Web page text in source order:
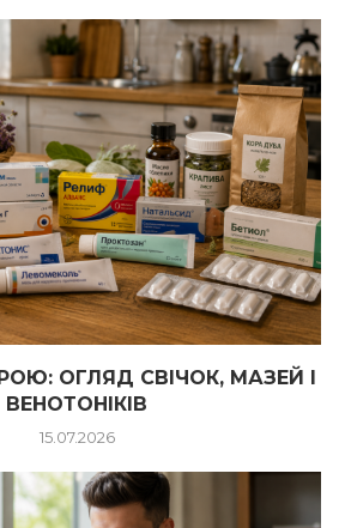
ОГЛЯД СВІЧОК, МАЗЕЙ І
ВЕНОТОНІКІВ
15.07.2026